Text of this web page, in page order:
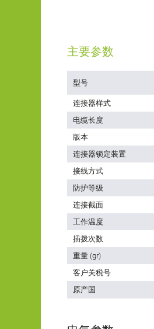
主要参数
型号
连接器样式
电缆长度
版本
连接器锁定装置
接线方式
防护等级
连接截面
工作温度
插拨次数
重量 (gr)
客户关税号
原产国